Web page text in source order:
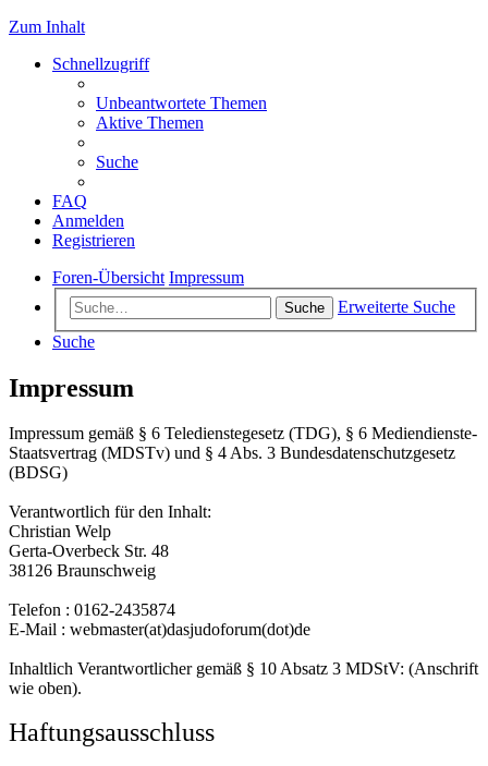
Zum Inhalt
Schnellzugriff
Unbeantwortete Themen
Aktive Themen
Suche
FAQ
Anmelden
Registrieren
Foren-Übersicht Impressum
Suche
Erweiterte Suche
Suche
Impressum
Impressum gemäß § 6 Teledienstegesetz (TDG), § 6 Mediendienste-
Staatsvertrag (MDSTv) und § 4 Abs. 3 Bundesdatenschutzgesetz
(BDSG)
Verantwortlich für den Inhalt:
Christian Welp
Gerta-Overbeck Str. 48
38126 Braunschweig
Telefon : 0162-2435874
E-Mail : webmaster(at)dasjudoforum(dot)de
Inhaltlich Verantwortlicher gemäß § 10 Absatz 3 MDStV: (Anschrift
wie oben).
Haftungsausschluss